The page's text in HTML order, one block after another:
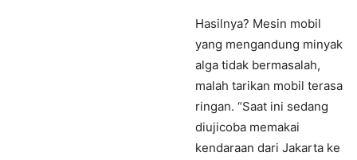
Hasilnya? Mesin mobil
yang mengandung minyak
alga tidak bermasalah,
malah tarikan mobil terasa
ringan. “Saat ini sedang
diujicoba memakai
kendaraan dari Jakarta ke